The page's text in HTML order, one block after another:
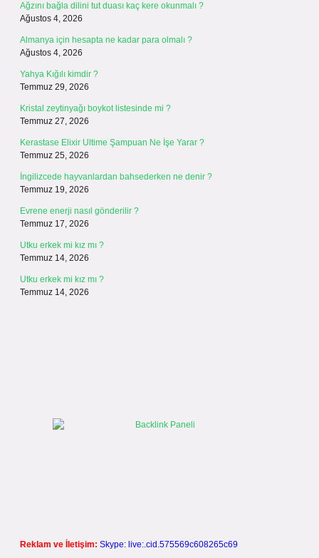
Ağzını bağla dilini tut duası kaç kere okunmalı ?
Ağustos 4, 2026
Almanya için hesapta ne kadar para olmalı ?
Ağustos 4, 2026
Yahya Kığılı kimdir ?
Temmuz 29, 2026
Kristal zeytinyağı boykot listesinde mi ?
Temmuz 27, 2026
Kerastase Elixir Ultime Şampuan Ne İşe Yarar ?
Temmuz 25, 2026
İngilizcede hayvanlardan bahsederken ne denir ?
Temmuz 19, 2026
Evrene enerji nasıl gönderilir ?
Temmuz 17, 2026
Utku erkek mi kız mı ?
Temmuz 14, 2026
Utku erkek mi kız mı ?
Temmuz 14, 2026
Reklam ve İletişim: Skype: live:.cid.575569c608265c69